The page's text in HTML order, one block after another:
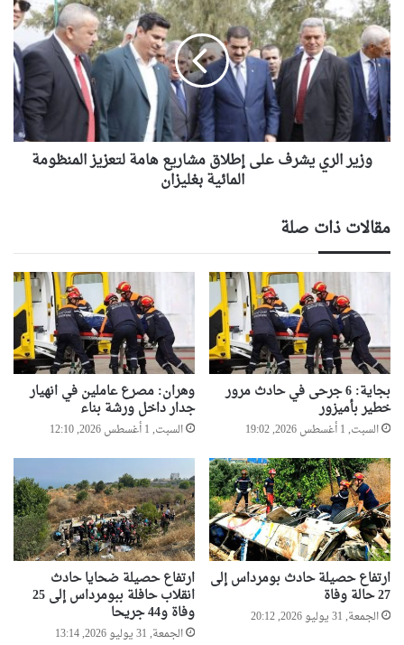
الري
يشرف
على
إطلاق
مشاريع
هامة
لتعزيز
المنظومة
المائية
وزير الري يشرف على إطلاق مشاريع هامة لتعزيز المنظومة
المائية بغليزان
مقالات ذات صلة
بجاية: 6 جرحى في حادث مرور
خطير بأميزور
السبت, 1 أغسطس 2026, 19:02
وهران: مصرع عاملين في انهيار
جدار داخل ورشة بناء
السبت, 1 أغسطس 2026, 12:10
ارتفاع حصيلة حادث بومرداس إلى
27 حالة وفاة
الجمعة, 31 يوليو 2026, 20:12
ارتفاع حصيلة ضحايا حادث
انقلاب حافلة ببومرداس إلى 25
وفاة و44 جريحا
الجمعة, 31 يوليو 2026, 13:14